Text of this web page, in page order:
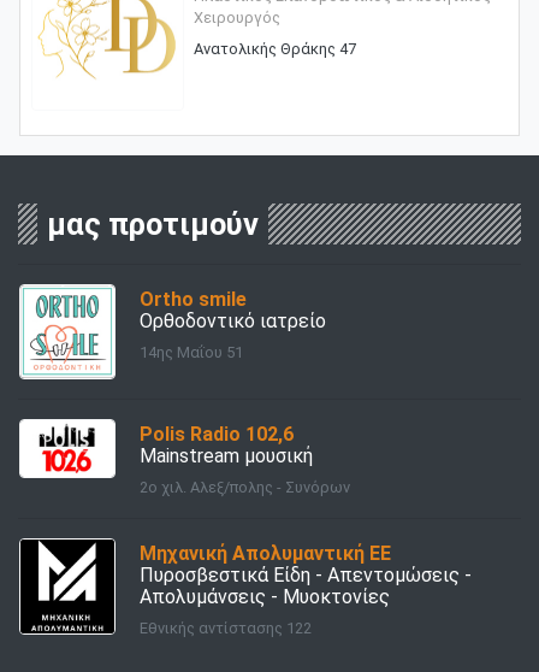
Χειρουργός
Ανατολικής Θράκης 47
μας προτιμούν
Ortho smile
Ορθοδοντικό ιατρείο
14ης Μαΐου 51
Polis Radio 102,6
Mainstream μουσική
2ο χιλ. Αλεξ/πολης - Συνόρων
Μηχανική Απολυμαντική ΕΕ
Πυροσβεστικά Είδη - Απεντομώσεις -
Απολυμάνσεις - Μυοκτονίες
Εθνικής αντίστασης 122